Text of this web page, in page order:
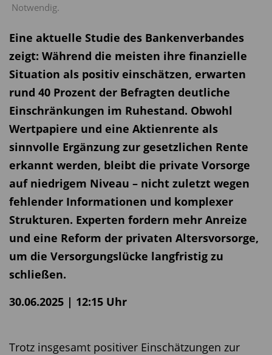
Notwendig.
Eine aktuelle Studie des Bankenverbandes
zeigt: Während die meisten ihre finanzielle
Situation als positiv einschätzen, erwarten
rund 40 Prozent der Befragten deutliche
Einschränkungen im Ruhestand. Obwohl
Wertpapiere und eine Aktienrente als
sinnvolle Ergänzung zur gesetzlichen Rente
erkannt werden, bleibt die private Vorsorge
auf niedrigem Niveau – nicht zuletzt wegen
fehlender Informationen und komplexer
Strukturen. Experten fordern mehr Anreize
und eine Reform der privaten Altersvorsorge,
um die Versorgungslücke langfristig zu
schließen.
30.06.2025 | 12:15 Uhr
Trotz insgesamt positiver Einschätzungen zur